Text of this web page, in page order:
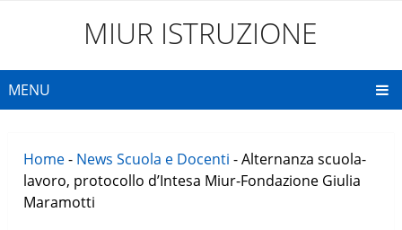
MIUR ISTRUZIONE
MENU
Home- News Scuola e Docenti -Alternanza scuola-
lavoro, protocollo d’Intesa Miur-Fondazione Giulia
Maramotti